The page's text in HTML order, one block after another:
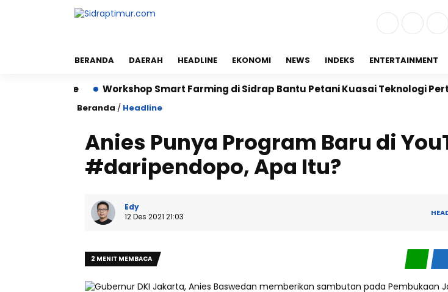
BERANDA DAERAH HEADLINE EKONOMI NEWS INDEKS ENTERTAINMENT
Workshop Smart Farming di Sidrap Bantu Petani Kuasai Teknologi Pertanian
Beranda / Headline
Anies Punya Program Baru di
#daripendopo, Apa Itu?
Edy
12 Des 2021 21:03
2 MENIT MEMBACA